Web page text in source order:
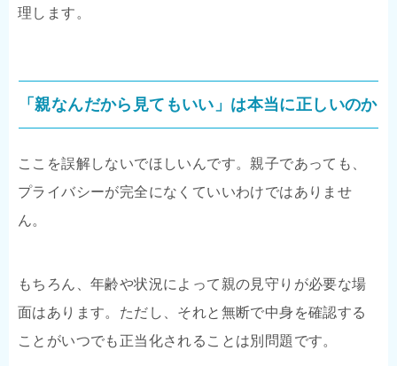
理します。
「親なんだから見てもいい」は本当に正しいのか
ここを誤解しないでほしいんです。親子であっても、
プライバシーが完全になくていいわけではありませ
ん。
もちろん、年齢や状況によって親の見守りが必要な場
面はあります。ただし、それと無断で中身を確認する
ことがいつでも正当化されることは別問題です。